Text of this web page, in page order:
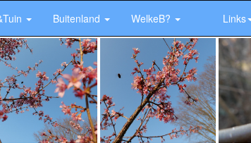
Buitenland WelkeB? Links